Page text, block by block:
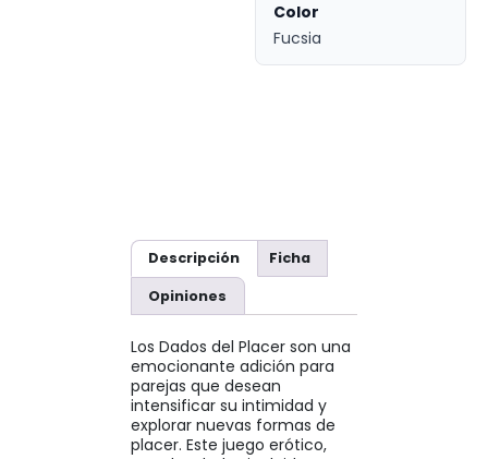
Color
Fucsia
Descripción Ficha
Opiniones
Los Dados del Placer son una
emocionante adición para
parejas que desean
intensificar su intimidad y
explorar nuevas formas de
placer. Este juego erótico,